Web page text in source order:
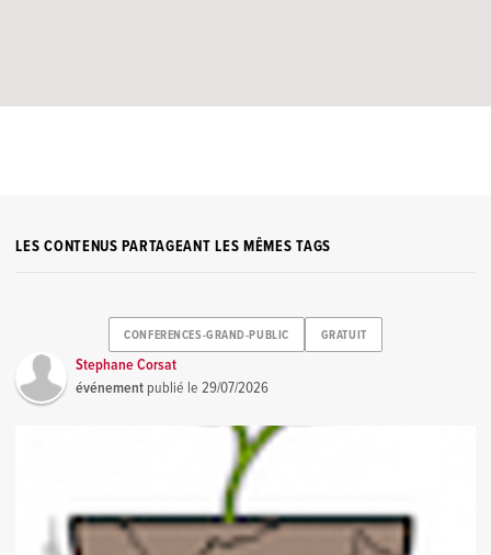
LES CONTENUS PARTAGEANT LES MÊMES TAGS
CONFERENCES-GRAND-PUBLIC GRATUIT
Stephane Corsat
événement publié le29/07/2026